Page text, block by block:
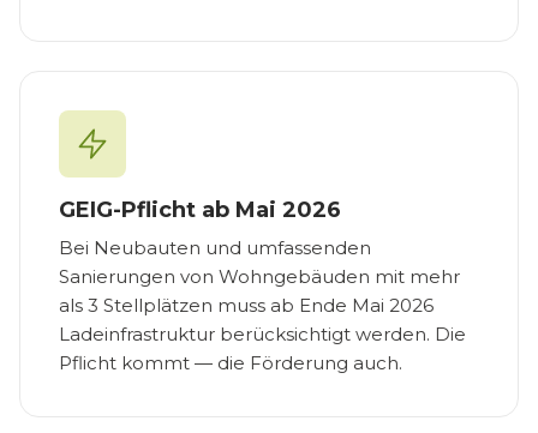
GEIG-Pflicht ab Mai 2026
Bei Neubauten und umfassenden
Sanierungen von Wohngebäuden mit mehr
als 3 Stellplätzen muss ab Ende Mai 2026
Ladeinfrastruktur berücksichtigt werden. Die
Pflicht kommt — die Förderung auch.